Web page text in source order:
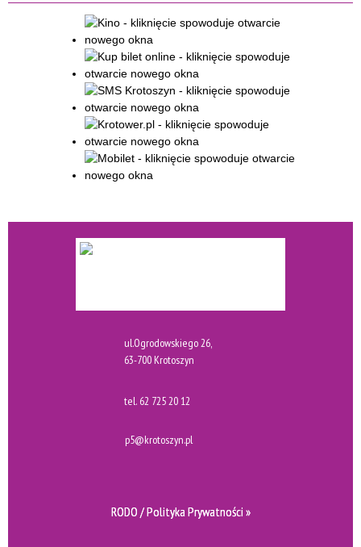
ul.Ogrodowskiego 26,
63-700 Krotoszyn
tel. 62 725 20 12
p5@krotoszyn.pl
RODO / Polityka Prywatności »